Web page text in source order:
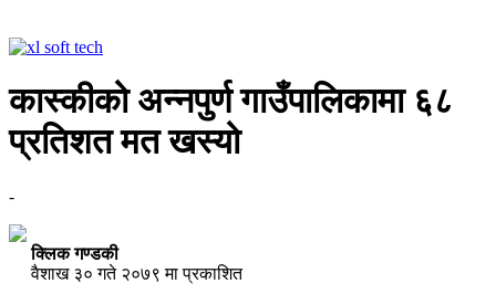
कास्कीको अन्नपुर्ण गाउँपालिकामा ६८
प्रतिशत मत खस्यो
-
क्लिक गण्डकी
वैशाख ३० गते २०७९ मा प्रकाशित